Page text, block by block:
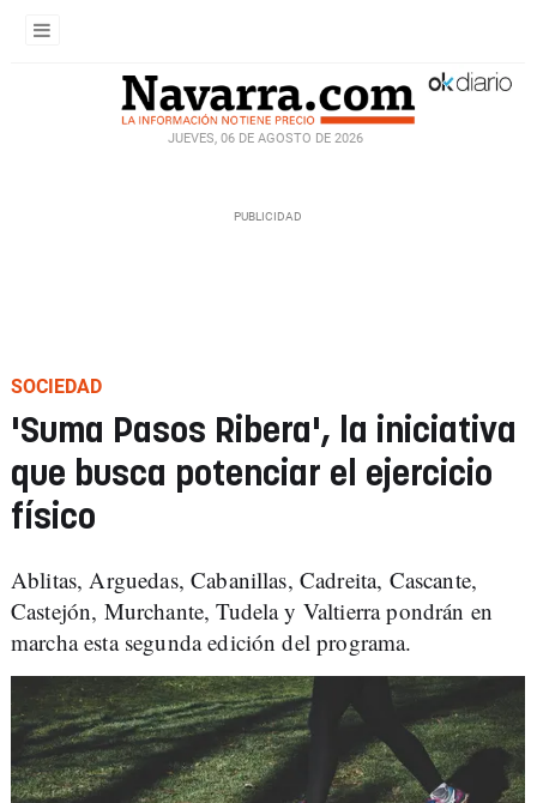
JUEVES, 06 DE AGOSTO DE 2026
SOCIEDAD
'Suma Pasos Ribera', la iniciativa
que busca potenciar el ejercicio
físico
Ablitas, Arguedas, Cabanillas, Cadreita, Cascante,
Castejón, Murchante, Tudela y Valtierra pondrán en
marcha esta segunda edición del programa.